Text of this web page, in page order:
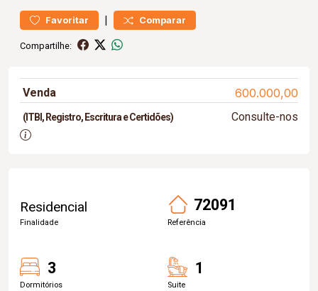
Favoritar | Comparar
Compartilhe:
Venda 600.000,00
(ITBI, Registro, Escritura e Certidões) Consulte-nos
Residencial
Finalidade
72091
Referência
3
Dormitórios
1
Suite